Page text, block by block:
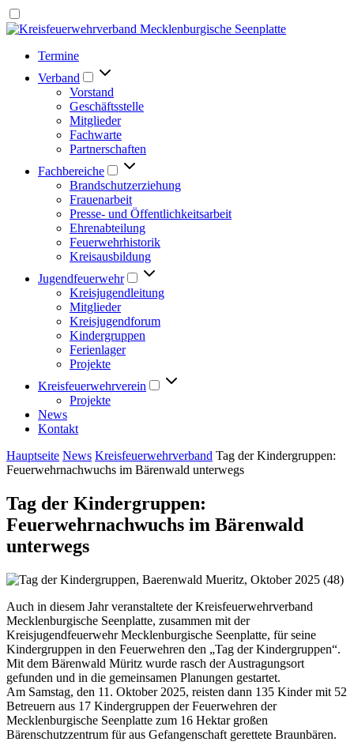
Termine
Verband
Vorstand
Geschäftsstelle
Mitglieder
Fachwarte
Partnerschaften
Fachbereiche
Brandschutzerziehung
Frauenarbeit
Presse- und Öffentlichkeitsarbeit
Ehrenabteilung
Feuerwehrhistorik
Kreisausbildung
Jugendfeuerwehr
Kreisjugendleitung
Mitglieder
Kreisjugendforum
Kindergruppen
Ferienlager
Projekte
Kreisfeuerwehrverein
Projekte
News
Kontakt
Hauptseite News Kreisfeuerwehrverband Tag der Kindergruppen:
Feuerwehrnachwuchs im Bärenwald unterwegs
Tag der Kindergruppen:
Feuerwehrnachwuchs im Bärenwald
unterwegs
Auch in diesem Jahr veranstaltete der Kreisfeuerwehrverband
Mecklenburgische Seenplatte, zusammen mit der
Kreisjugendfeuerwehr Mecklenburgische Seenplatte, für seine
Kindergruppen in den Feuerwehren den „Tag der Kindergruppen“.
Mit dem Bärenwald Müritz wurde rasch der Austragungsort
gefunden und in die gemeinsamen Planungen gestartet.
Am Samstag, den 11. Oktober 2025, reisten dann 135 Kinder mit 52
Betreuern aus 17 Kindergruppen der Feuerwehren der
Mecklenburgische Seenplatte zum 16 Hektar großen
Bärenschutzzentrum für aus Gefangenschaft gerettete Braunbären.